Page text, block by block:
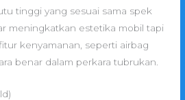
tinggi yang sesuai sama spek
meningkatkan estetika mobil tapi
kenyamanan, seperti airbag
benar dalam perkara tubrukan.